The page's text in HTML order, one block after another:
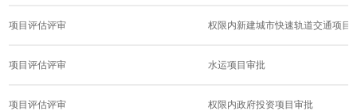
项目评估评审 权限内新建城市快速轨道交通项目
项目评估评审 水运项目审批
项目评估评审 权限内政府投资项目审批